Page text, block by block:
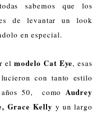
sabemos que los
de levantar un look
en especial.
elmodelo Cat Eye, esas
con tanto estilo
50, como Audrey
Grace Kelly y un largo